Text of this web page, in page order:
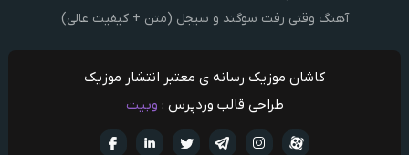
آهنگ وقتی رفت سوگند و سیجل (متن + کیفیت عالی)
کاشان موزیک رسانه ی معتبر انتشار موزیک
طراحی قالب وردپرس : وبیت
تويتر تلگرام
اینستاگرام آپارات